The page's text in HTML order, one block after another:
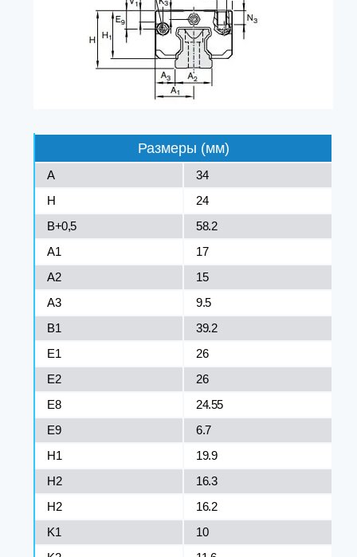
Размеры (мм)
A
34
H
24
B+0,5
58.2
A1
17
A2
15
A3
9.5
B1
39.2
E1
26
E2
26
E8
24.55
E9
6.7
H1
19.9
H2
16.3
H2
16.2
K1
10